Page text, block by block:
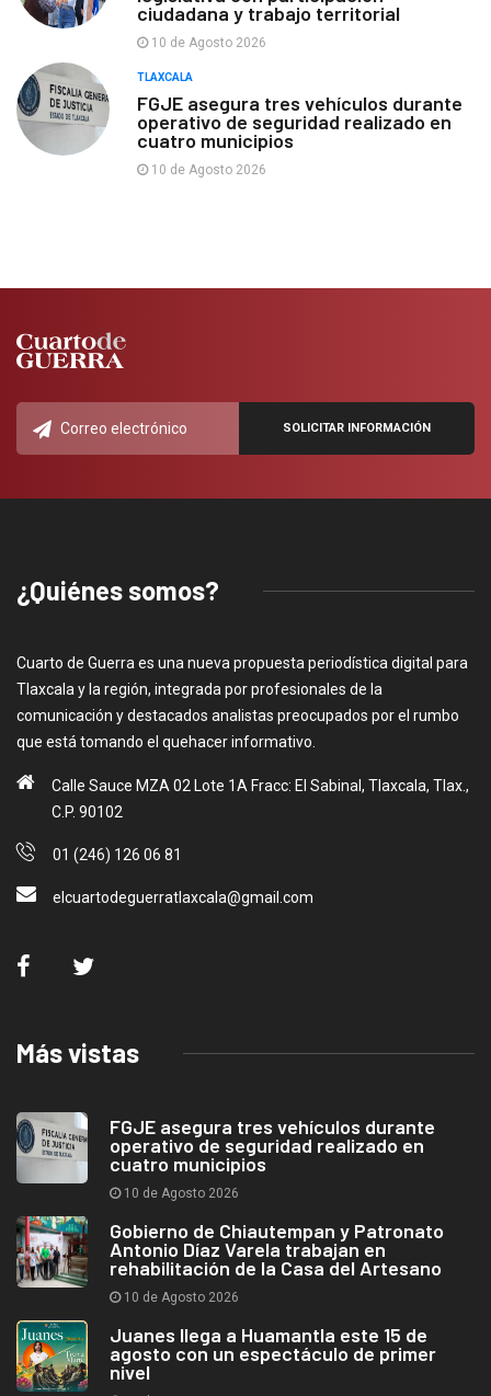
ciudadana y trabajo territorial
10 de Agosto 2026
TLAXCALA
FGJE asegura tres vehículos durante
operativo de seguridad realizado en
cuatro municipios
10 de Agosto 2026
¿Quiénes somos?
Cuarto de Guerra es una nueva propuesta periodística digital para
Tlaxcala y la región, integrada por profesionales de la
comunicación y destacados analistas preocupados por el rumbo
que está tomando el quehacer informativo.
Calle Sauce MZA 02 Lote 1A Fracc: El Sabinal, Tlaxcala, Tlax.,
C.P. 90102
01 (246) 126 06 81
elcuartodeguerratlaxcala@gmail.com
Más vistas
FGJE asegura tres vehículos durante
operativo de seguridad realizado en
cuatro municipios
10 de Agosto 2026
Gobierno de Chiautempan y Patronato
Antonio Díaz Varela trabajan en
rehabilitación de la Casa del Artesano
10 de Agosto 2026
Juanes llega a Huamantla este 15 de
agosto con un espectáculo de primer
nivel